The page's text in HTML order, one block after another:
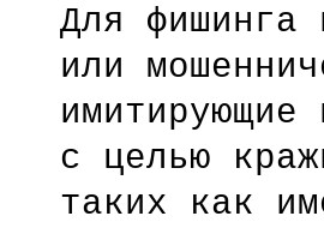
Для фишинга
или
с целью
таких как